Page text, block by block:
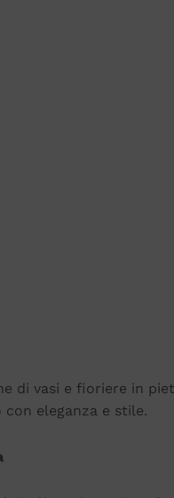
di vasi e fioriere in
eleganza e stile.